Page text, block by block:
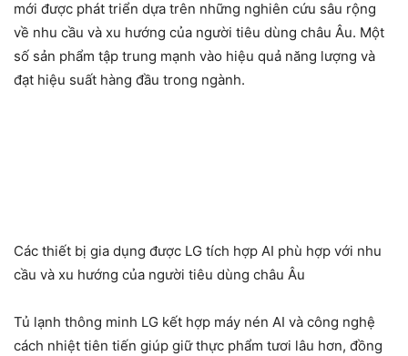
mới được phát triển dựa trên những nghiên cứu sâu rộng
về nhu cầu và xu hướng của người tiêu dùng châu Âu. Một
số sản phẩm tập trung mạnh vào hiệu quả năng lượng và
đạt hiệu suất hàng đầu trong ngành.
Các thiết bị gia dụng được LG tích hợp AI phù hợp với nhu
cầu và xu hướng của người tiêu dùng châu Âu
Tủ lạnh thông minh LG kết hợp máy nén AI và công nghệ
cách nhiệt tiên tiến giúp giữ thực phẩm tươi lâu hơn, đồng